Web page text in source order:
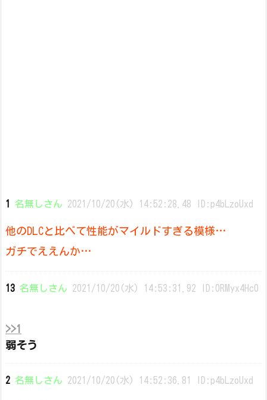
1 名無しさん 2021/10/20(水) 14:52:28.48 ID:p4bLzoUxd
他のDLCと比べて性能がマイルドすぎる模様…
ガチでええんか…
13 名無しさん 2021/10/20(水) 14:53:31.92 ID:0RMyx4Hc0
>>1
弱そう
2 名無しさん 2021/10/20(水) 14:52:36.81 ID:p4bLzoUxd